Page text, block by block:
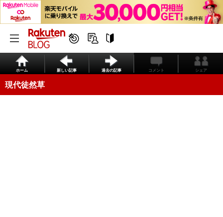
ホーム 新しい記事 過去の記事 コメント シェア
現代徒然草